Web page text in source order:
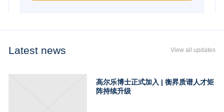
Latest news View all updates
高尔乐博士正式加入 | 衡昇质谱人才矩
阵持续升级